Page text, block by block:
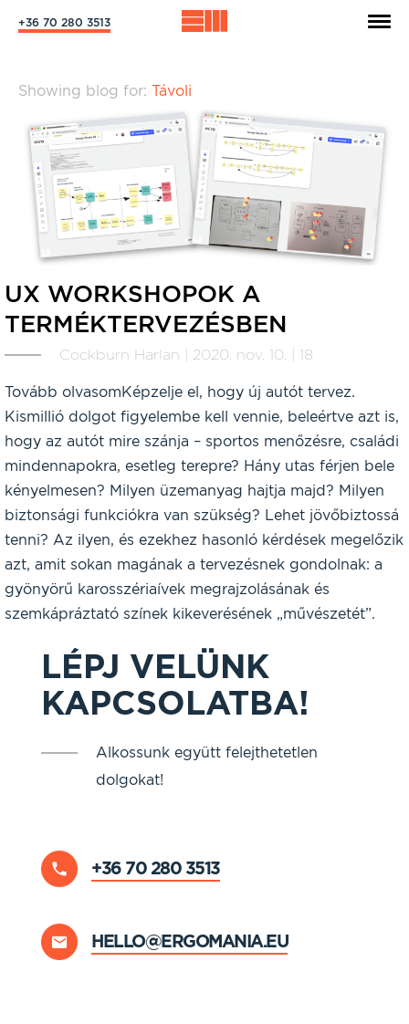
+36 70 280 3513
Showing blog for: Távoli
UX WORKSHOPOK A
TERMÉKTERVEZÉSBEN
Cockburn Harlan | 2020. nov. 10. | 18
Tovább olvasomKépzelje el, hogy új autót tervez.
Kismillió dolgot figyelembe kell vennie, beleértve azt is,
hogy az autót mire szánja – sportos menőzésre, családi
mindennapokra, esetleg terepre? Hány utas férjen bele
kényelmesen? Milyen üzemanyag hajtja majd? Milyen
biztonsági funkciókra van szükség? Lehet jövőbiztossá
tenni? Az ilyen, és ezekhez hasonló kérdések megelőzik
azt, amit sokan magának a tervezésnek gondolnak: a
gyönyörű karosszériaívek megrajzolásának és
szemkápráztató színek kikeverésének „művészetét”.
LÉPJ VELÜNK
KAPCSOLATBA!
Alkossunk együtt felejthetetlen
dolgokat!
+36 70 280 3513
HELLO@ERGOMANIA.EU